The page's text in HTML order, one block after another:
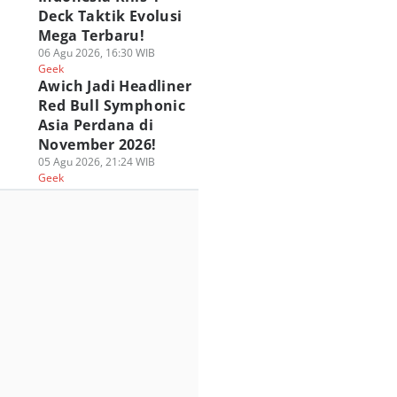
Play Quiz
Deck Taktik Evolusi
Mega Terbaru!
06 Agu 2026, 16:30 WIB
Geek
Awich Jadi Headliner
Red Bull Symphonic
Asia Perdana di
November 2026!
05 Agu 2026, 21:24 WIB
Geek